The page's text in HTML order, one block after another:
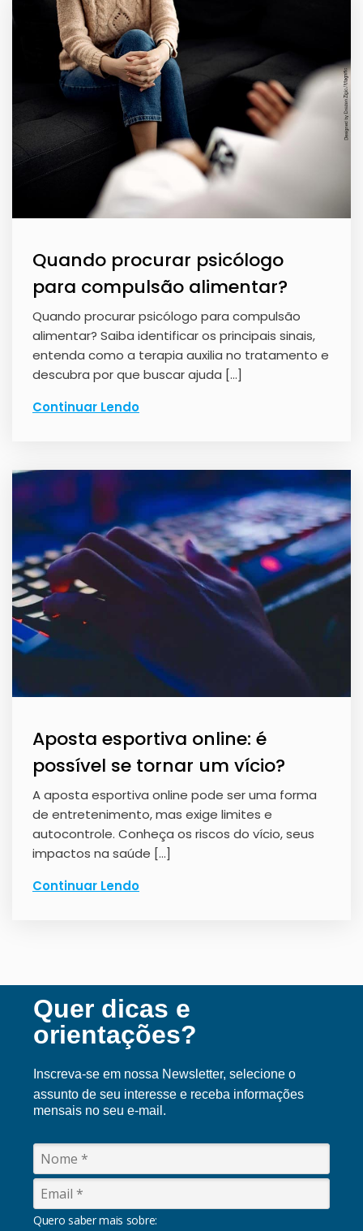
Quando procurar psicólogo
para compulsão alimentar?
Quando procurar psicólogo para compulsão
alimentar? Saiba identificar os principais sinais,
entenda como a terapia auxilia no tratamento e
descubra por que buscar ajuda […]
Continuar Lendo
Aposta esportiva online: é
possível se tornar um vício?
A aposta esportiva online pode ser uma forma
de entretenimento, mas exige limites e
autocontrole. Conheça os riscos do vício, seus
impactos na saúde […]
Continuar Lendo
Quer dicas e
orientações?
Inscreva-se em nossa Newsletter, selecione o
assunto de seu interesse e receba informações
mensais no seu e-mail.
Quero saber mais sobre: